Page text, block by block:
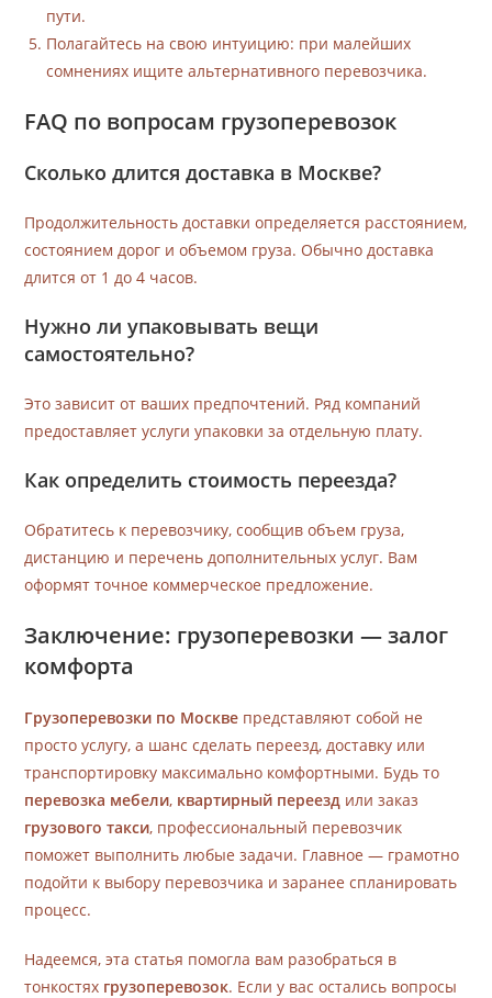
пути.
Полагайтесь на свою интуицию: при малейших
сомнениях ищите альтернативного перевозчика.
FAQ по вопросам грузоперевозок
Сколько длится доставка в Москве?
Продолжительность доставки определяется расстоянием,
состоянием дорог и объемом груза. Обычно доставка
длится от 1 до 4 часов.
Нужно ли упаковывать вещи
самостоятельно?
Это зависит от ваших предпочтений. Ряд компаний
предоставляет услуги упаковки за отдельную плату.
Как определить стоимость переезда?
Обратитесь к перевозчику, сообщив объем груза,
дистанцию и перечень дополнительных услуг. Вам
оформят точное коммерческое предложение.
Заключение: грузоперевозки — залог
комфорта
Грузоперевозки по Москве представляют собой не
просто услугу, а шанс сделать переезд, доставку или
транспортировку максимально комфортными. Будь то
перевозка мебели, квартирный переезд или заказ
грузового такси, профессиональный перевозчик
поможет выполнить любые задачи. Главное — грамотно
подойти к выбору перевозчика и заранее спланировать
процесс.
Надеемся, эта статья помогла вам разобраться в
тонкостях грузоперевозок. Если у вас остались вопросы